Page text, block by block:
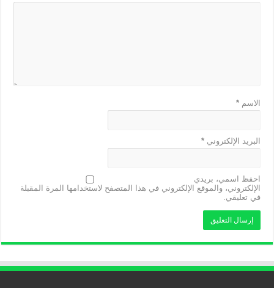
الاسم*
البريد الإلكتروني*
احفظ اسمي، بريدي
الإلكتروني، والموقع الإلكتروني في هذا المتصفح لاستخدامها المرة المقبلة
في تعليقي.